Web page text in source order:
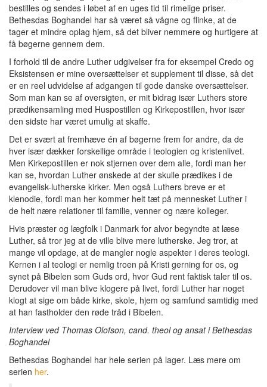
bestilles og sendes i løbet af en uges tid til rimelige priser.
Bethesdas Boghandel har så været så vågne og flinke, at de
tager et mindre oplag hjem, så det bliver nemmere og hurtigere at
få bøgerne gennem dem.
I forhold til de andre Luther udgivelser fra for eksempel Credo og
Eksistensen er mine oversættelser et supplement til disse, så det
er en reel udvidelse af adgangen til gode danske oversættelser.
Som man kan se af oversigten, er mit bidrag især Luthers store
prædikensamling med Huspostillen og Kirkepostillen, hvor især
den sidste har været umulig at skaffe.
Det er svært at fremhæve én af bøgerne frem for andre, da de
hver især dækker forskellige område i teologien og kristenlivet.
Men Kirkepostillen er nok stjernen over dem alle, fordi man her
kan se, hvordan Luther ønskede at der skulle prædikes i de
evangelisk-lutherske kirker. Men også Luthers breve er et
klenodie, fordi man her kommer helt tæt på mennesket Luther i
de helt nære relationer til familie, venner og nære kolleger.
Hvis præster og lægfolk i Danmark for alvor begyndte at læse
Luther, så tror jeg at de ville blive mere lutherske. Jeg tror, at
mange vil opdage, at de mangler nogle aspekter i deres teologi.
Kernen i al teologi er nemlig troen på Kristi gerning for os, og
synet på Bibelen som Guds ord, hvor Gud rent faktisk taler til os.
Derudover vil man blive klogere på livet, fordi Luther har noget
klogt at sige om både kirke, skole, hjem og samfund samtidig med
at han fastholder den røde tråd i Bibelen.
Interview ved Thomas Olofson, cand. theol og ansat i Bethesdas
Boghandel
Bethesdas Boghandel har hele serien på lager. Læs mere om
serien her.